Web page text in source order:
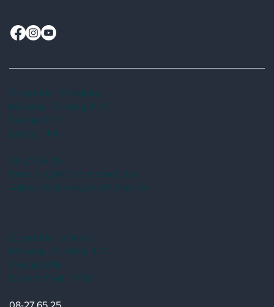
Öppettider försäljning:
Måndag - Torsdag: 11-18
Fredag: 11-16
Lördag: 11-14
08-27 65 25
forsaljning@fordonshuset.com
Adress: Dalarövägen 39, Handen
Öppettider verkstad:
Måndag - Torsdag: 8-17
Fredag: 8-16
(Lunchstängt: 12-13)